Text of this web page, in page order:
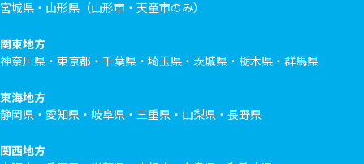
宮城県・山形県（山形市・天童市のみ）
関東地方
神奈川県・東京都・千葉県・埼玉県・茨城県・栃木県・群馬県
東海地方
静岡県・愛知県・岐阜県・三重県・山梨県・長野県
関西地方